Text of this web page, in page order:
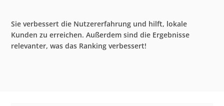
Sie verbessert die Nutzererfahrung und hilft, lokale
Kunden zu erreichen. Außerdem sind die Ergebnisse
relevanter, was das Ranking verbessert!